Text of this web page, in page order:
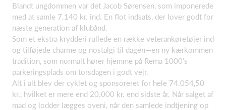
Blandt ungdommen var det Jacob Sørensen, som imponerede
med at samle 7.140 kr. ind. En flot indsats, der lover godt for
næste generation af klubånd.
Som et ekstra krydderi rullede en række veterankøretøjer ind
og tilføjede charme og nostalgi til dagen—en ny kærkommen
tradition, som normalt hører hjemme på Rema 1000’s
parkeringsplads om torsdagen i godt vejr.
Alt i alt blev der cyklet og sponsoreret for hele 74.054,50
kr., hvilket er mere end 20.000 kr. end sidste år. Når salget af
mad og lodder lægges oveni, når den samlede indtjening op